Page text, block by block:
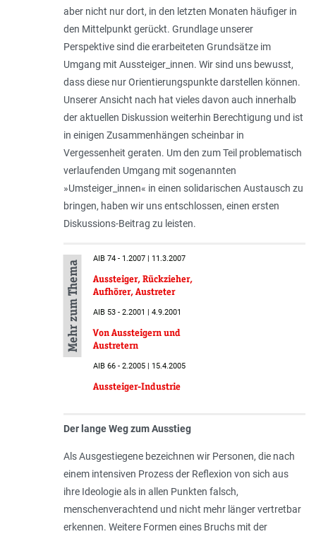
aber nicht nur dort, in den letzten Monaten häufiger in
den Mittelpunkt gerückt. Grundlage unserer
Perspektive sind die erarbeiteten Grundsätze im
Umgang mit Aussteiger_innen. Wir sind uns bewusst,
dass diese nur Orientierungspunkte darstellen können.
Unserer Ansicht nach hat vieles davon auch innerhalb
der aktuellen Diskussion weiterhin Berechtigung und ist
in einigen Zusammenhängen scheinbar in
Vergessenheit geraten. Um den zum Teil problematisch
verlaufenden Umgang mit sogenannten
»Umsteiger_innen« in einen solidarischen Austausch zu
bringen, haben wir uns entschlossen, einen ersten
Diskussions-Beitrag zu leisten.
Mehr zum Thema
AIB 74 - 1.2007 | 11.3.2007
Aussteiger, Rückzieher,
Aufhörer, Austreter
AIB 53 - 2.2001 | 4.9.2001
Von Aussteigern und
Austretern
AIB 66 - 2.2005 | 15.4.2005
Aussteiger-Industrie
Der lange Weg zum Ausstieg
Als Ausgestiegene bezeichnen wir Personen, die nach
einem intensiven Prozess der Reflexion von sich aus
ihre Ideologie als in allen Punkten falsch,
menschenverachtend und nicht mehr länger vertretbar
erkennen. Weitere Formen eines Bruchs mit der